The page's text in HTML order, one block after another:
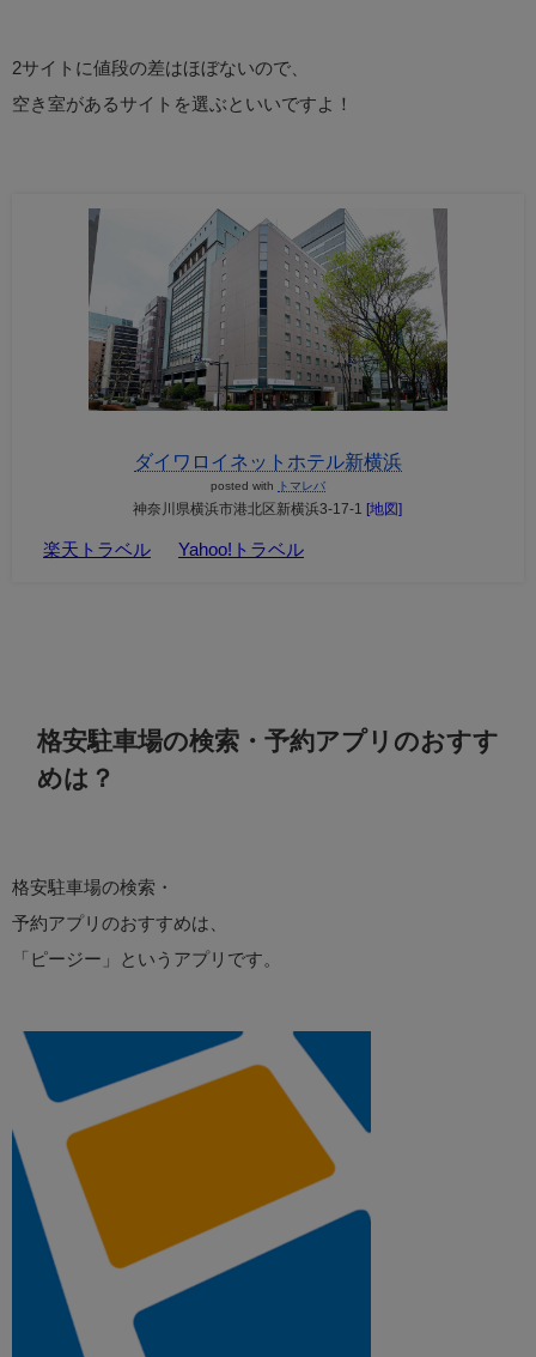
2サイトに値段の差はほぼないので、
空き室があるサイトを選ぶといいですよ！
ダイワロイネットホテル新横浜
posted with トマレバ
神奈川県横浜市港北区新横浜3-17-1 [地図]
楽天トラベル Yahoo!トラベル
格安駐車場の検索・予約アプリのおすす
めは？
格安駐車場の検索・
予約アプリのおすすめは、
「ピージー」というアプリです。